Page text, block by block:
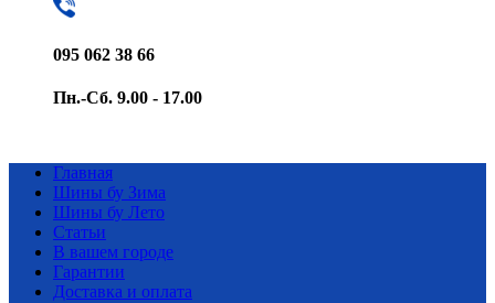
095 062 38 66
Пн.-Сб. 9.00 - 17.00
Главная
Шины бу Зима
Шины бу Лето
Статьи
В вашем городе
Гарантии
Доставка и оплата